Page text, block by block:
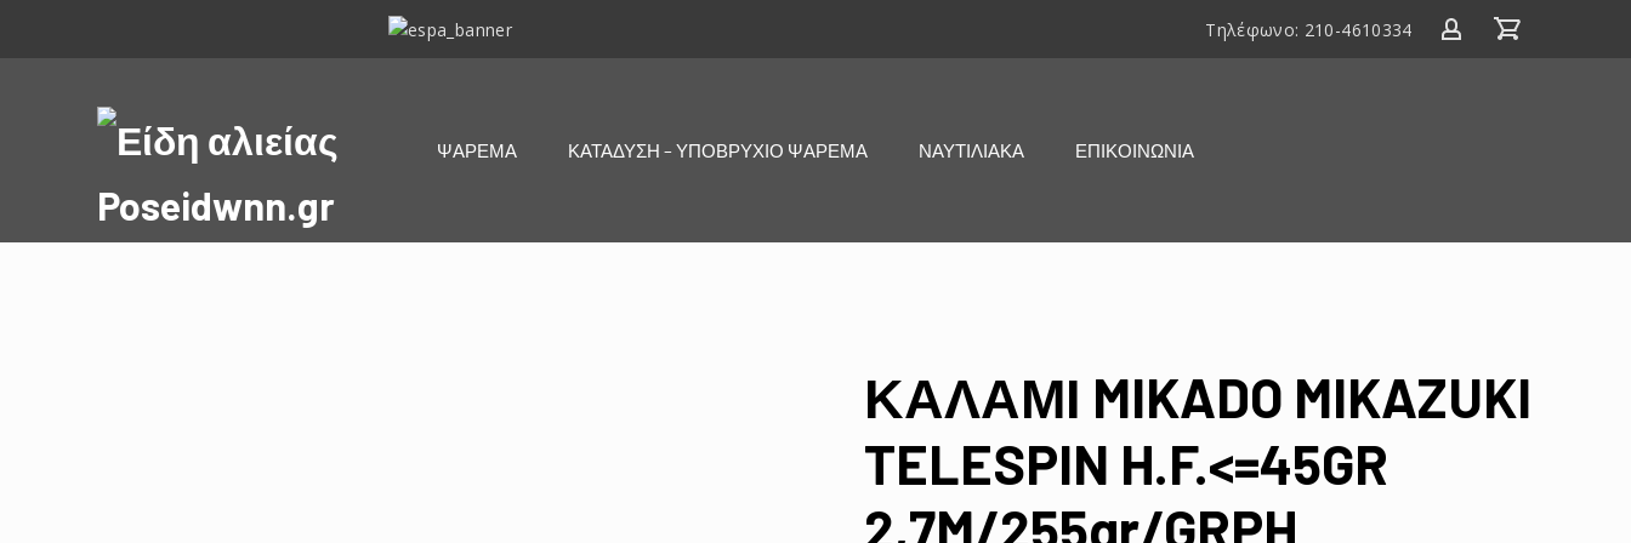
ΕΣΠΑ
Τηλέφωνο: 210-4610334
Είδη
αλιείας
ΨΑΡΕΜΑ ΚΑΤΑΔΥΣΗ – ΥΠΟΒΡΥΧΙΟ ΨΑΡΕΜΑ ΝΑΥΤΙΛΙΑΚΑ ΕΠΙΚΟΙΝΩΝΙΑ
ΚΑΛΑΜΙ MIKADO MIKAZUKI
TELESPIN H.F.<=45GR
2,7M/255gr/GRPH